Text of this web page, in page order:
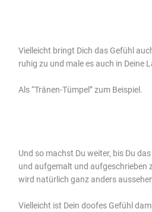
Vielleicht bringt Dich das Gefühl
ruhig zu und male es auch in Deine
Als “Tränen-Tümpel” zum Beispiel.
Und so machst Du weiter, bis Du
und aufgemalt und aufgeschrieben
wird natürlich ganz anders
Vielleicht ist Dein doofes Gefühl